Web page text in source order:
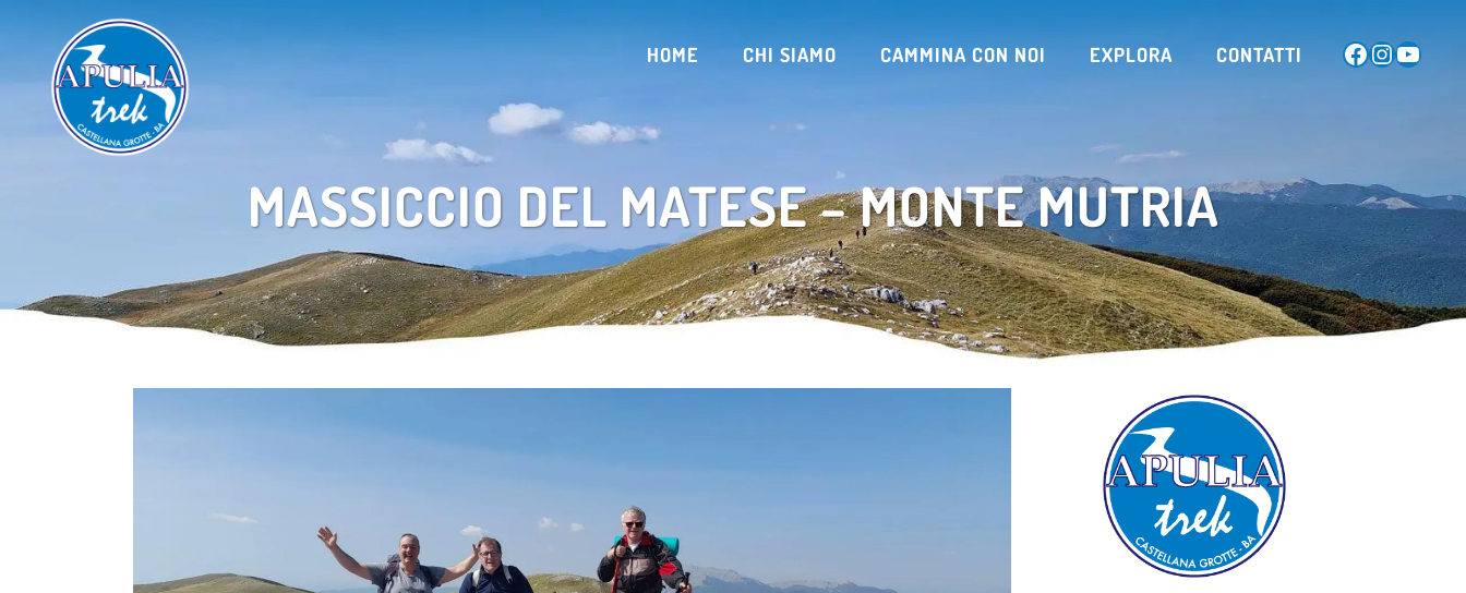
HOME CHI SIAMO CAMMINA CON NOI EXPLORA CONTATTI
MASSICCIO DEL MATESE – MONTE MUTRIA